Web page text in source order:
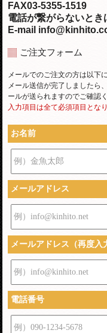
FAX03-5355-1519
電話が繋がらないとき
E-mail
ご注文フォーム
メールでのご注文の方は以下
メール送信が完了しましたら
ールが送られますのでご確認く
入力項目は全て必須項目となり
お名前
例）金魚太郎
メールアドレス
例）info@kinhito.net
メールアドレス（再度入
例）info@kinhito.net
電話番号
例）090-1234-5678